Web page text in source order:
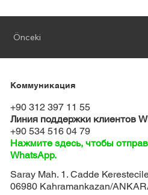
Önceki
Коммуникация
+90 312 397 11 55
Линия поддержки клиентов
+90 534 516 04 79
Нажмите здесь, чтобы
WhatsApp.
Saray Mah. 1. Cadde
06980 Kahramankazan/